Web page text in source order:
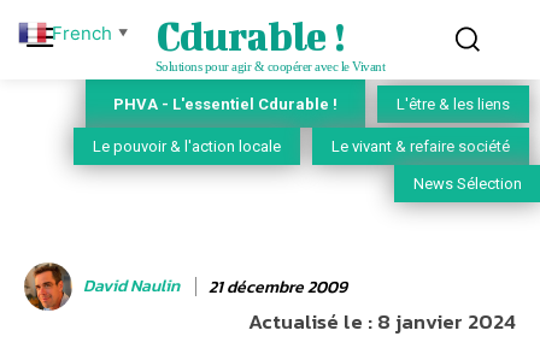
Cdurable !
Solutions pour agir & coopérer avec le Vivant
PHVA - L'essentiel Cdurable ! L'être & les liens
Le pouvoir & l'action locale Le vivant & refaire société
News Sélection
David Naulin 21 décembre 2009
Actualisé le :8 janvier 2024
French ▼